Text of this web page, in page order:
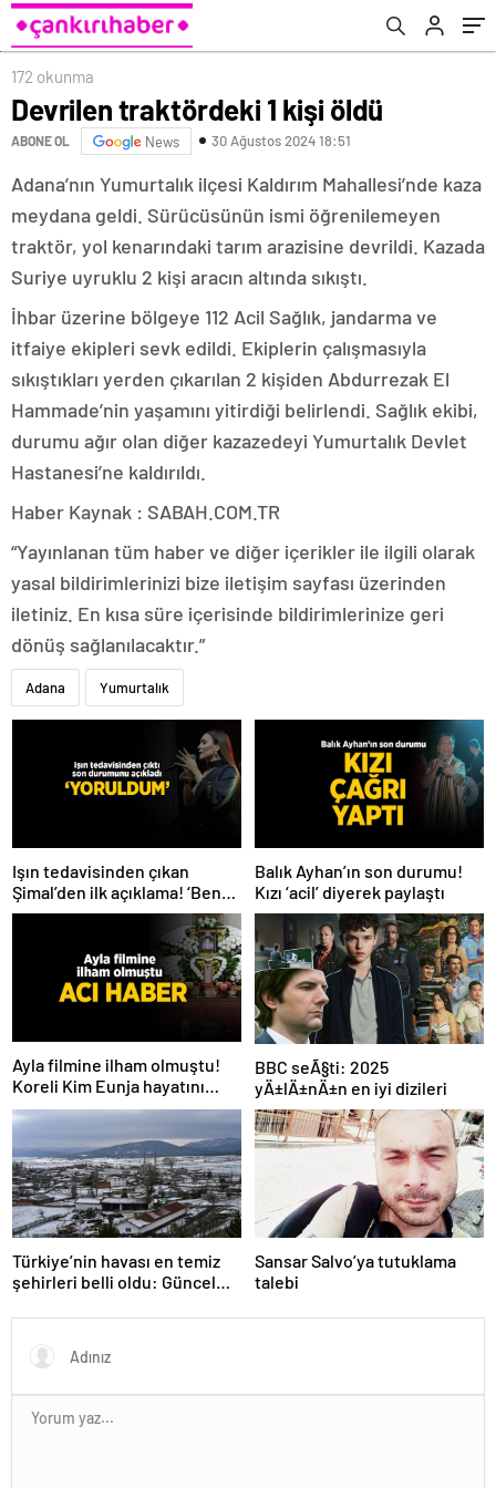
172 okunma
Devrilen traktördeki 1 kişi öldü
ABONE OL News 30 Ağustos 2024 18:51
Adana’nın Yumurtalık ilçesi Kaldırım Mahallesi’nde kaza
meydana geldi. Sürücüsünün ismi öğrenilemeyen
traktör, yol kenarındaki tarım arazisine devrildi. Kazada
Suriye uyruklu 2 kişi aracın altında sıkıştı.
İhbar üzerine bölgeye 112 Acil Sağlık, jandarma ve
itfaiye ekipleri sevk edildi. Ekiplerin çalışmasıyla
sıkıştıkları yerden çıkarılan 2 kişiden Abdurrezak El
Hammade’nin yaşamını yitirdiği belirlendi. Sağlık ekibi,
durumu ağır olan diğer kazazedeyi Yumurtalık Devlet
Hastanesi’ne kaldırıldı.
Haber Kaynak : SABAH.COM.TR
“Yayınlanan tüm haber ve diğer içerikler ile ilgili olarak
yasal bildirimlerinizi bize iletişim sayfası üzerinden
iletiniz. En kısa süre içerisinde bildirimlerinize geri
dönüş sağlanılacaktır.”
Adana Yumurtalık
Işın tedavisinden çıkan
Şimal’den ilk açıklama! ‘Ben
çok yoruldum’
Balık Ayhan’ın son durumu!
Kızı ‘acil’ diyerek paylaştı
Ayla filmine ilham olmuştu!
Koreli Kim Eunja hayatını
kaybetti
BBC seÃ§ti: 2025
yÄ±lÄ±nÄ±n en iyi dizileri
Türkiye’nin havası en temiz
şehirleri belli oldu: Güncel
herkesi şaşırtıyor…
Sansar Salvo’ya tutuklama
talebi